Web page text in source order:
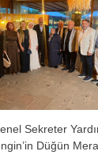
Sekreter
Düğün